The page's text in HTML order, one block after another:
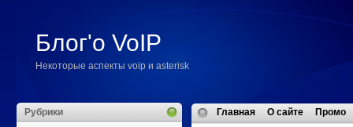
Блог'о VoIP
Некоторые аспекты voip и asterisk
Рубрики
Главная О сайте Промо